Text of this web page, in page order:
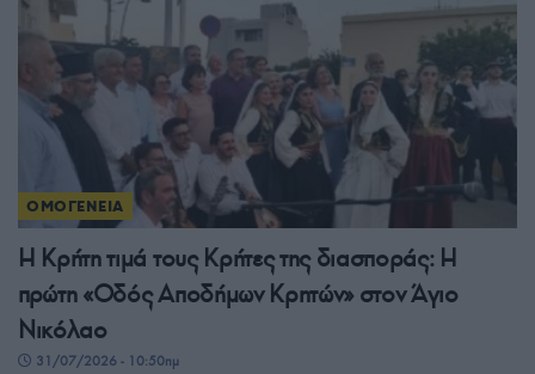
ΟΜΟΓΕΝΕΙΑ
Η Κρήτη τιμά τους Κρήτες της διασποράς: Η
πρώτη «Οδός Αποδήμων Κρητών» στον Άγιο
Νικόλαο
31/07/2026 - 10:50πμ